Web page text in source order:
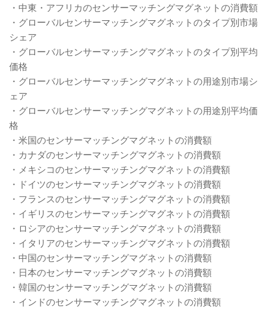
・中東・アフリカのセンサーマッチングマグネットの消費額
・グローバルセンサーマッチングマグネットのタイプ別市場
シェア
・グローバルセンサーマッチングマグネットのタイプ別平均
価格
・グローバルセンサーマッチングマグネットの用途別市場シ
ェア
・グローバルセンサーマッチングマグネットの用途別平均価
格
・米国のセンサーマッチングマグネットの消費額
・カナダのセンサーマッチングマグネットの消費額
・メキシコのセンサーマッチングマグネットの消費額
・ドイツのセンサーマッチングマグネットの消費額
・フランスのセンサーマッチングマグネットの消費額
・イギリスのセンサーマッチングマグネットの消費額
・ロシアのセンサーマッチングマグネットの消費額
・イタリアのセンサーマッチングマグネットの消費額
・中国のセンサーマッチングマグネットの消費額
・日本のセンサーマッチングマグネットの消費額
・韓国のセンサーマッチングマグネットの消費額
・インドのセンサーマッチングマグネットの消費額